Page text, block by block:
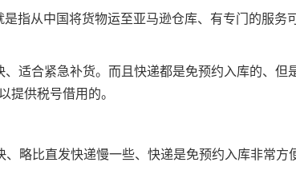
指从中国将货物运至亚马逊仓库、有专门的服
适合紧急补货。而且快递都是免预约入库的、
供税号借用的。
略比直发快递慢一些、快递是免预约入库非常